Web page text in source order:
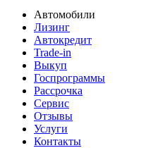
Автомобили
Лизинг
Автокредит
Trade-in
Выкуп
Госпрограммы
Рассрочка
Сервис
Отзывы
Услуги
Контакты